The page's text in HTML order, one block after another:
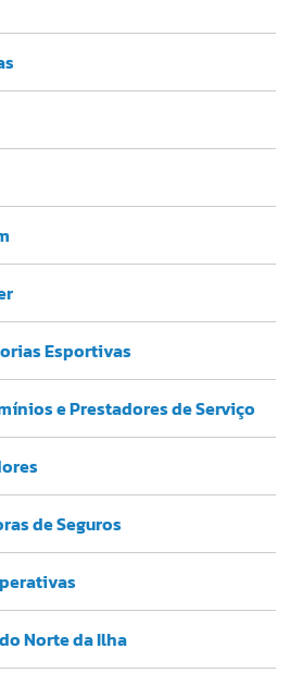
Esportivas
e Prestadores de Serviço
de Seguros
Norte da Ilha